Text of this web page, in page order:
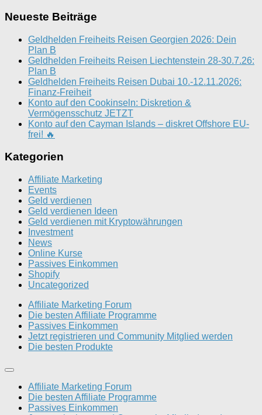
Neueste Beiträge
Geldhelden Freiheits Reisen Georgien 2026: Dein
Plan B
Geldhelden Freiheits Reisen Liechtenstein 28-30.7.26:
Plan B
Geldhelden Freiheits Reisen Dubai 10.-12.11.2026:
Finanz-Freiheit
Konto auf den Cookinseln: Diskretion &
Vermögensschutz JETZT
Konto auf den Cayman Islands – diskret Offshore EU-
frei! 🔥
Kategorien
Affiliate Marketing
Events
Geld verdienen
Geld verdienen Ideen
Geld verdienen mit Kryptowährungen
Investment
News
Online Kurse
Passives Einkommen
Shopify
Uncategorized
Affiliate Marketing Forum
Die besten Affiliate Programme
Passives Einkommen
Jetzt registrieren und Community Mitglied werden
Die besten Produkte
Affiliate Marketing Forum
Die besten Affiliate Programme
Passives Einkommen